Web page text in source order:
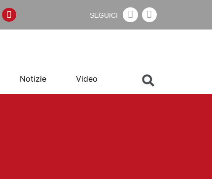
SEGUICI
Notizie Video